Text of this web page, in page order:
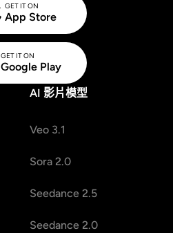
GET IT ON
App Store
GET IT ON
Google Play
AI 影片模型
Veo 3.1
Sora 2.0
Seedance 2.5
Seedance 2.0